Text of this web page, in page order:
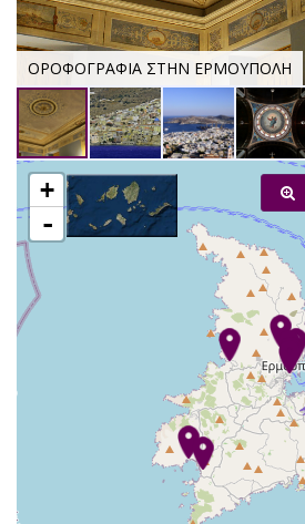
ΟΡΟΦΟΓΡΑΦΙΑ ΣΤΗΝ ΕΡΜΟΥΠΟΛΗ
+
-